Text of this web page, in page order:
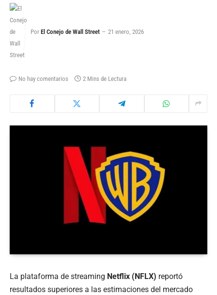
Por El Conejo de Wall Street 21 enero, 2026
No hay comentarios 2 Mins de Lectura
La plataforma de streaming Netflix (NFLX) reportó
resultados superiores a las estimaciones del mercado